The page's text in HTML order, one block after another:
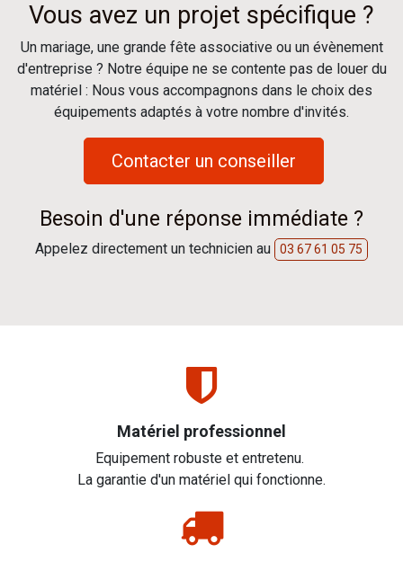
Vous avez un projet spécifique ?
Un mariage, une grande fête associative ou un évènement
d'entreprise ? Notre équipe ne se contente pas de louer du
matériel : Nous vous accompagnons dans le choix des
équipements adaptés à votre nombre d'invités.
Contacter un conseiller
Besoin d'une réponse immédiate ?
Appelez directement un technicien au 03 67 61 05 75
Matériel professionnel
Equipement robuste et entretenu.
La garantie d'un matériel qui fonctionne.